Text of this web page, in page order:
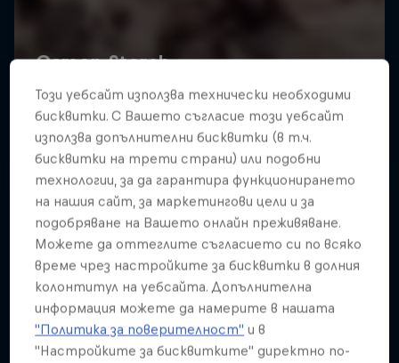
Този уебсайт използва технически необходими
бисквитки. С Вашето съгласие този уебсайт
използва допълнителни бисквитки (в т.ч.
бисквитки на трети страни) или подобни
технологии, за да гарантира функционирането
на нашия сайт, за маркетингови цели и за
подобряване на Вашето онлайн преживяване.
Можете да оттеглите съгласието си по всяко
време чрез настройките за бисквитки в долния
колонтитул на уебсайта. Допълнителна
информация можете да намерите в нашата
"Политика за поверителност" и в
"Настройките за бисквитките" директно по-